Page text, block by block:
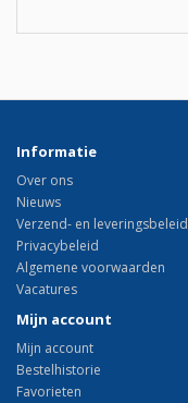
Informatie
Over ons
Nieuws
Verzend- en leveringsbeleid
Privacybeleid
Algemene voorwaarden
Vacatures
Mijn account
Mijn account
Bestelhistorie
Favorieten